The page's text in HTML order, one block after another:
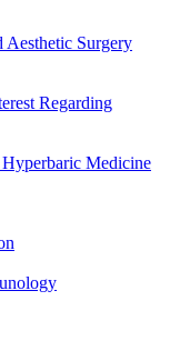
Aesthetic Surgery
Regarding
Medicine